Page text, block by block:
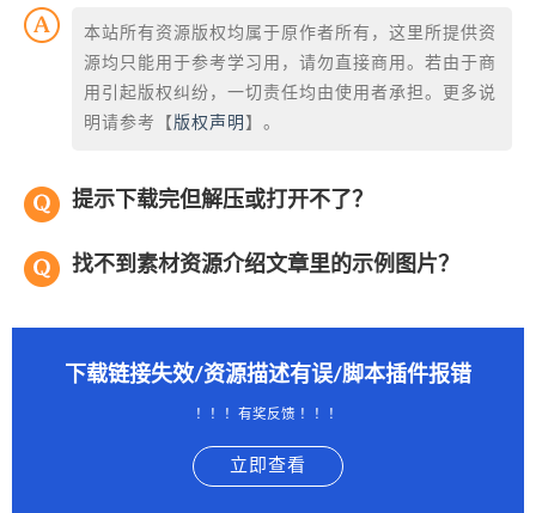
本站所有资源版权均属于原作者所有，这里所提供资
源均只能用于参考学习用，请勿直接商用。若由于商
用引起版权纠纷，一切责任均由使用者承担。更多说
明请参考【 版权声明 】。
提示下载完但解压或打开不了？
找不到素材资源介绍文章里的示例图片？
下载链接失效/资源描述有误/脚本插件报错
！！！有奖反馈 ！！！
立即查看